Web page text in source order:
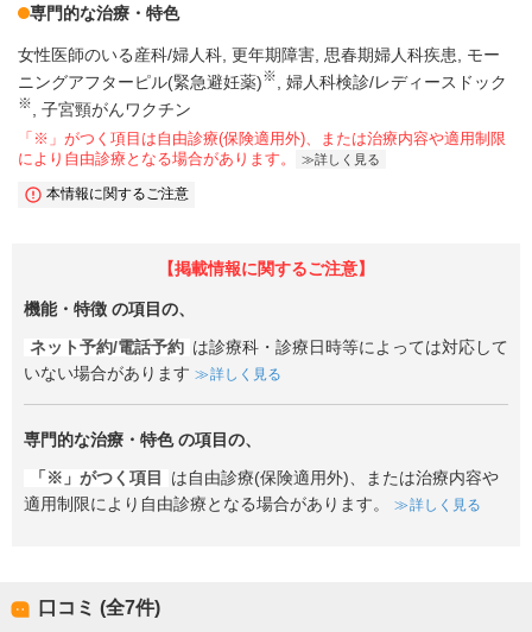
専門的な治療・特色
女性医師のいる産科/婦人科 更年期障害 思春期婦人科疾患
モー
ニングアフターピル(緊急避妊薬)※ 婦人科検診/レディースドック
※ 子宮頸がんワクチン
「※」がつく項目は自由診療(保険適用外)、または治療内容や適用制限
により自由診療となる場合があります。
詳しく見る
本情報に関するご注意
【掲載情報に関するご注意】
機能・特徴 の項目の、
ネット予約/電話予約 は診療科・診療日時等によっては対応して
いない場合があります
詳しく見る
専門的な治療・特色の項目の、
「※」がつく項目
は自由診療(保険適用外)、または治療内容や
適用制限により自由診療となる場合があります。
詳しく見る
口コミ (全7件)